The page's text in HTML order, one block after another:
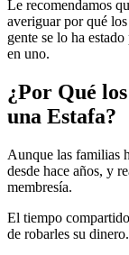
Le recomendamos
averiguar por qué
gente se lo ha
en uno.
¿Por Qué
una Estafa?
Aunque las familias
desde hace años, y
membresía.
El tiempo
de robarles su dinero.